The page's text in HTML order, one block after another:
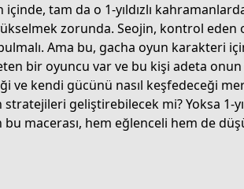
tam da o 1-yıldızlı
zorunda. Seojin, kontrol eden
Ama bu, gacha oyun karakteri
bir oyuncu var ve bu kişi adeta
ve kendi gücünü nasıl keşfedeceği
geliştirebilecek mi? Yoksa 1-
bu macerası, hem eğlenceli hem de